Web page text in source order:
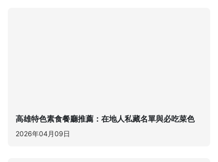
高雄特色素食餐廳推薦：在地人私藏名單與必吃菜色
2026年04月09日